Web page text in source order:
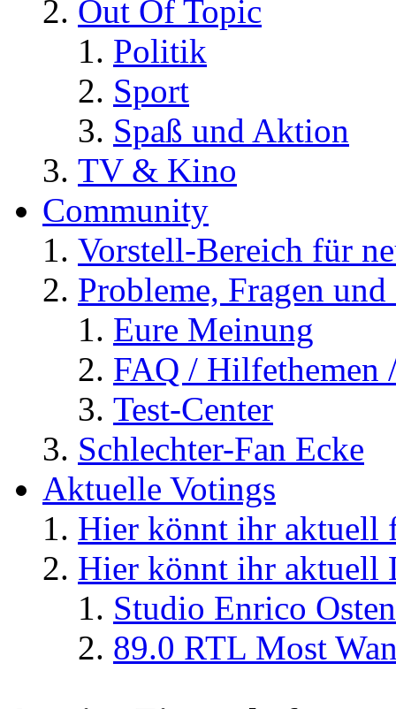
Out Of Topic
Politik
Sport
Spaß und Aktion
TV & Kino
Community
Vorstell-Bereich für
Probleme, Fragen
Eure Meinung
FAQ / Hilfethemen
Test-Center
Schlechter-Fan Ecke
Aktuelle Votings
Hier könnt ihr aktuell
Hier könnt ihr aktuell
Studio Enrico
89.0 RTL Most